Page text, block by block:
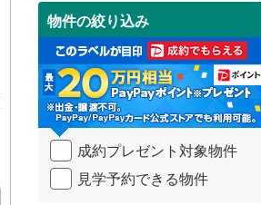
受
け
取
る
・
条
件
を
イ
ペ
物件の絞り込み
成約プレゼント対象物件
見学予約できる物件
入間郡毛呂山町(
比企郡嵐山町(0 )
比企郡吉見町(0)
秩父郡横瀬町(0)
秩父郡小鹿野町(0)
児玉郡神川町 ( 0)
小学校まで1km以内（2）
ゲストルーム（0）